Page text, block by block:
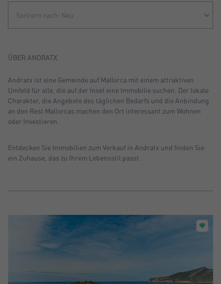
Sortiern nach: Neu
Sortiern nach: Preis absteigend
Sortiern nach: Meist besuchte
ÜBER ANDRATX
Andratx ist eine Gemeinde auf Mallorca mit einem attraktiven
Umfeld für alle, die auf der Insel eine Immobilie suchen. Der lokale
Charakter, die Angebote des täglichen Bedarfs und die Anbindung
an den Rest Mallorcas machen den Ort interessant zum Wohnen
oder Investieren.
Entdecken Sie Immobilien zum Verkauf in Andratx und finden Sie
ein Zuhause, das zu Ihrem Lebensstil passt.